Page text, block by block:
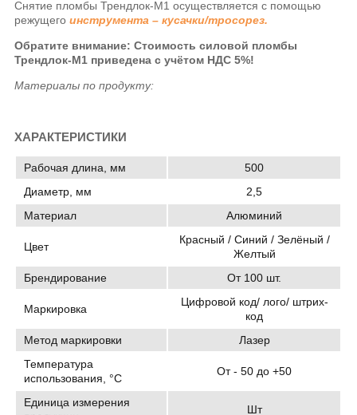
Снятие пломбы Трендлок-М1 осуществляется с помощью
режущегоинструмента – кусачки/тросорез.
Обратите внимание: Стоимость силовой пломбы
Трендлок-М1 приведена с учётом НДС 5%!
Материалы по продукту:
ХАРАКТЕРИСТИКИ
Рабочая длина, мм
500
Диаметр, мм
2,5
Материал
Алюминий
Цвет
Красный / Синий / Зелёный /
Желтый
Брендирование
От 100 шт.
Маркировка
Цифровой код/ лого/ штрих-
код
Метод маркировки
Лазер
Температура
использования, °C
От - 50 до +50
Единица измерения
Шт